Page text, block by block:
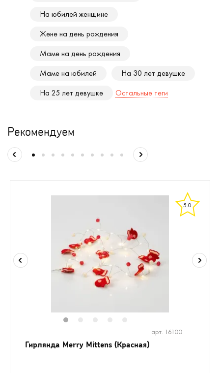
На юбилей женщине
Жене на день рождения
Маме на день рождения
Маме на юбилей
На 30 лет девушке
На 25 лет девушке
Остальные теги
Рекомендуем
5.0
арт. 16100
Гирлянда Merry Mittens (Красная)